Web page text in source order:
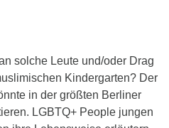
solche Leute und/oder Drag
Kindergarten? Der
in der größten Berliner
LGBTQ+ People jungen